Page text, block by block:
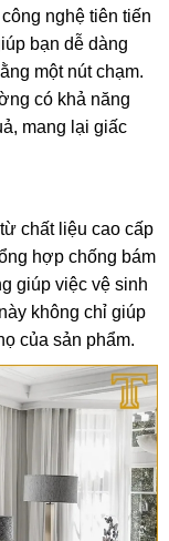
nghệ tiên tiến
bạn dễ dàng
một nút chạm.
có khả năng
mang lại giấc
chất liệu cao cấp
hợp chống bám
giúp việc vệ sinh
không chỉ giúp
của sản phẩm.